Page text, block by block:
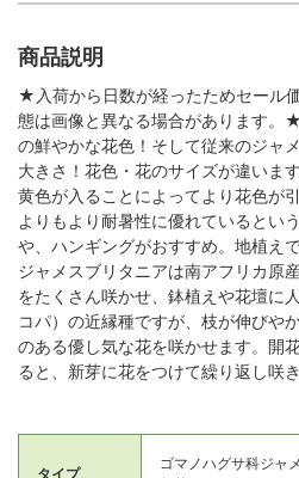
商品説明
★入荷から日数が経ったためセール
態は画像と異なる場合があります。
の鮮やかな花色！そして従来のジャ
大きさ！花色・花のサイズが違いま
黄色が入ることによってより花色が
よりもより耐暑性に優れているとい
や、ハンギングがおすすめ。地植え
ジャメスブリタニアは南アフリカ原
をたくさん咲かせ、鉢植えや花壇に
コパ）の近縁種ですが、枝が伸びや
のある優し気な花を咲かせます。開
ると、新芽に花をつけて繰り返し咲
タイプ
ゴマノハグサ科ジャ